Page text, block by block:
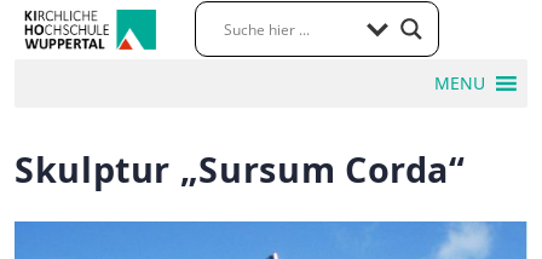
MENU
Skulptur „Sursum Corda“